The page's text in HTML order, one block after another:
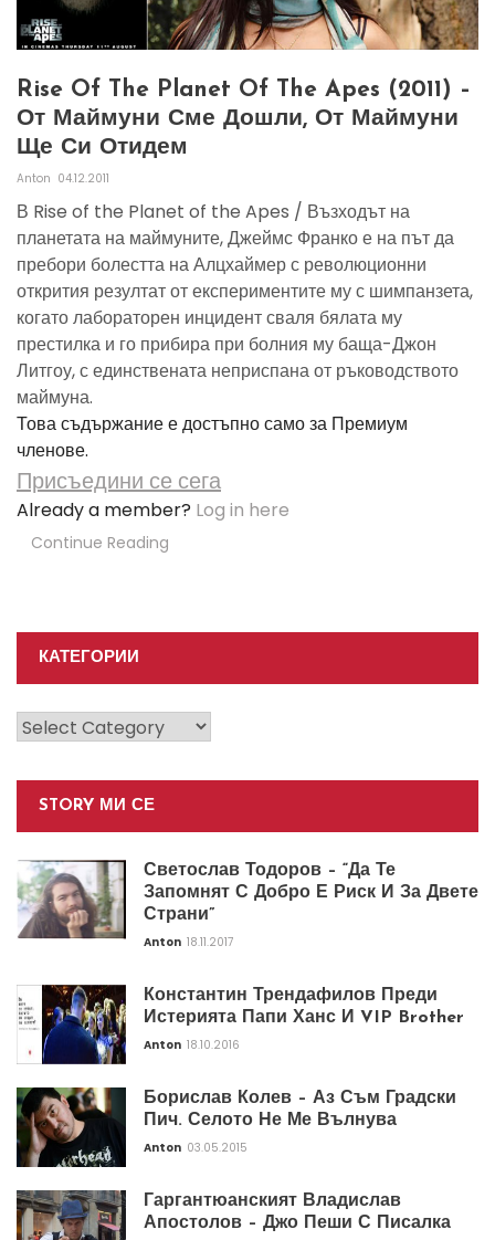
Rise Of The Planet Of The Apes (2011) –
От Маймуни Сме Дошли, От Маймуни
Ще Си Отидем
Anton 04.12.2011
В Rise of the Planet of the Apes / Възходът на
планетата на маймуните, Джеймс Франко е на път да
пребори болестта на Алцхаймер с революционни
открития резултат от експериментите му с шимпанзета,
когато лабораторен инцидент сваля бялата му
престилка и го прибира при болния му баща-Джон
Литгоу, с единствената неприспана от ръководството
маймуна.
Това съдържание е достъпно само за Премиум
членове.
Присъедини се сега
Already a member? Log in here
Continue Reading
КАТЕГОРИИ
Категории
STORY МИ СЕ
Светослав Тодоров – “Да Те
Запомнят С Добро Е Риск И За Двете
Страни”
Anton 18.11.2017
Константин Трендафилов Преди
Истерията Папи Ханс И VIP Brother
Anton 18.10.2016
Борислав Колев – Аз Съм Градски
Пич. Селото Не Ме Вълнува
Anton 03.05.2015
Гаргантюанският Владислав
Апостолов – Джо Пеши С Писалка